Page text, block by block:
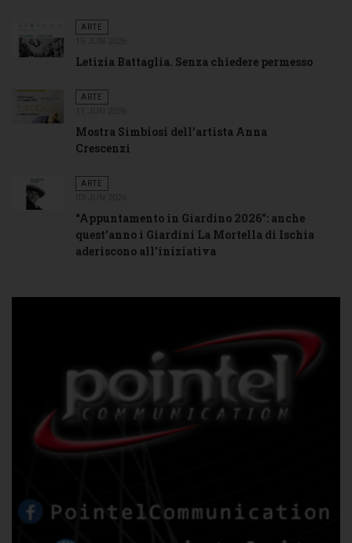
ARTE
Letizia Battaglia. Senza chiedere permesso
ARTE
Mostra Simbiosi dell’artista Anna
Crescenzi
ARTE
“Appuntamento in Giardino 2026”: anche
quest’anno i Giardini La Mortella di Ischia
aderiscono all’iniziativa